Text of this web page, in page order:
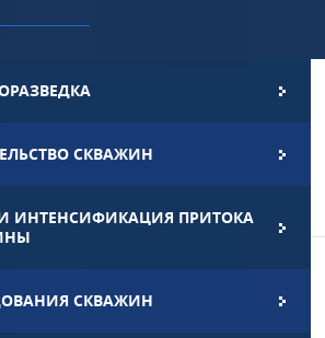
СКВАЖИН
ИНТЕНСИФИКАЦИЯ ПРИТОКА
СКВАЖИН